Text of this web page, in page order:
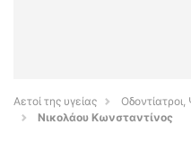
Αετοί της υγείας
Νικολάου Κωνσταντίνος